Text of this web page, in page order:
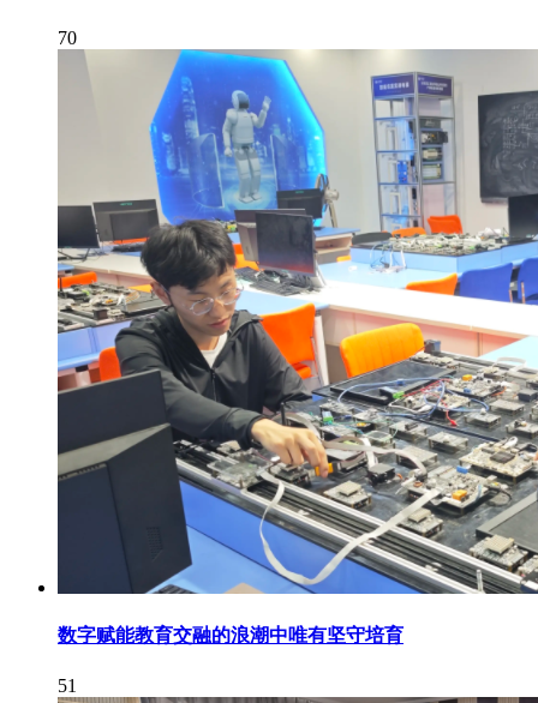
70
数字赋能教育交融的浪潮中唯有坚守培育
51